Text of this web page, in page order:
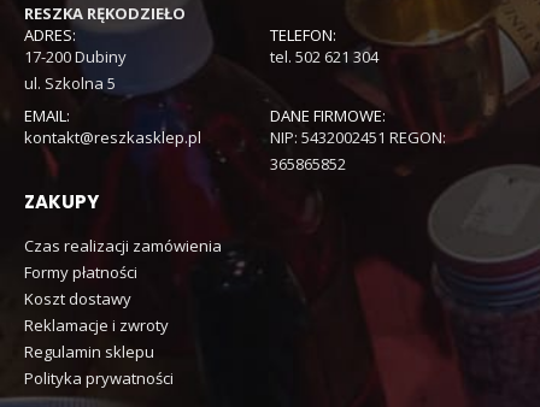
RESZKA RĘKODZIEŁO
ADRES:
17-200 Dubiny
ul. Szkolna 5
TELEFON:
tel. 502 621 304
EMAIL:
kontakt@reszkasklep.pl
DANE FIRMOWE:
NIP: 5432002451 REGON:
365865852
ZAKUPY
Czas realizacji zamówienia
Formy płatności
Koszt dostawy
Reklamacje i zwroty
Regulamin sklepu
Polityka prywatności